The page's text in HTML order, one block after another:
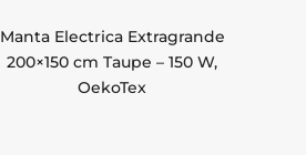
Manta Electrica Extragrande
200×150 cm Taupe – 150 W,
OekoTex